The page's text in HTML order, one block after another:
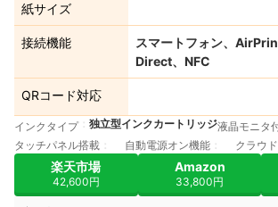
紙サイズ
接続機能
スマートフォン、
Direct、NFC
QRコード対応
インクタイプ 独立型インクカートリッジ液晶モニタ
タッチパネル搭載
自動電源オン機能 クラウ
楽天市場
42,600円
Amazon
33,800円